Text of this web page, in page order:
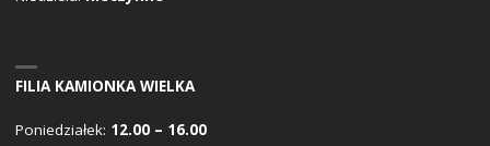
FILIA KAMIONKA WIELKA
Poniedziałek: 12.00 – 16.00